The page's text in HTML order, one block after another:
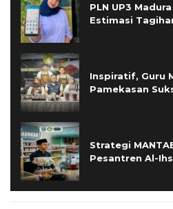
PLN UP3
Estimasi
Inspiratif, Guru
Pamekasan
Strategi
Pesantren Al-